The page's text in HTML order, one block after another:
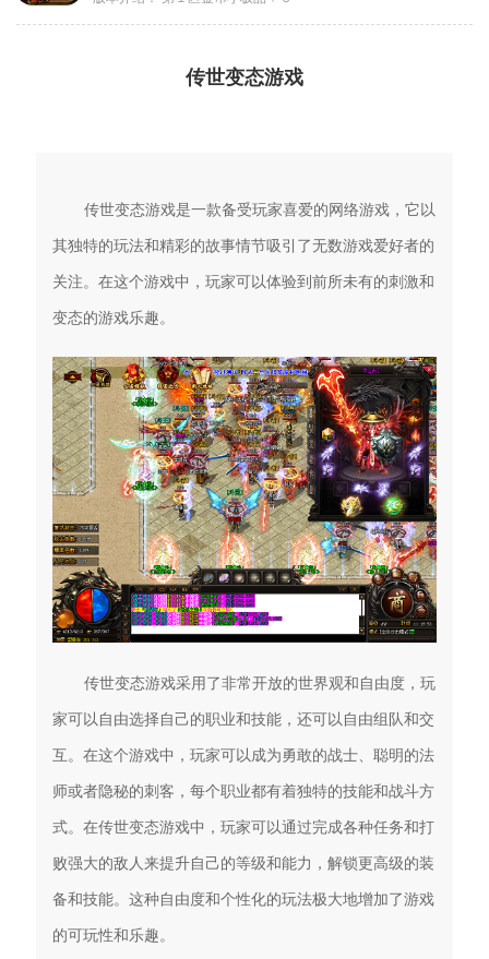
传世变态游戏
传世变态游戏是一款备受玩家喜爱的网络游戏，它以
其独特的玩法和精彩的故事情节吸引了无数游戏爱好者的
关注。在这个游戏中，玩家可以体验到前所未有的刺激和
变态的游戏乐趣。
传世变态游戏采用了非常开放的世界观和自由度，玩
家可以自由选择自己的职业和技能，还可以自由组队和交
互。在这个游戏中，玩家可以成为勇敢的战士、聪明的法
师或者隐秘的刺客，每个职业都有着独特的技能和战斗方
式。在传世变态游戏中，玩家可以通过完成各种任务和打
败强大的敌人来提升自己的等级和能力，解锁更高级的装
备和技能。这种自由度和个性化的玩法极大地增加了游戏
的可玩性和乐趣。